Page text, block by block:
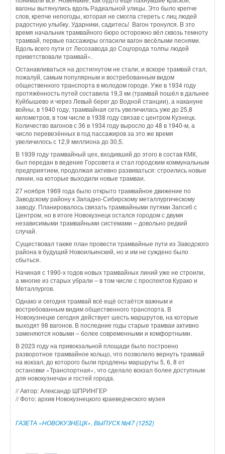
вагоны вытянулись вдоль Радиальной улицы. Это было крепче
слов, крепче непогоды, которая не смогла стереть с лиц людей
радостную улыбку. Ударники, садитесь! Вагон тронулся. В это
время начальник трамвайного бюро осторожно вёл сквозь темноту
трамвай, первые пассажиры огласили вагон весёлыми песнями.
Вдоль всего пути от Лесозавода до Соцгорода толпы людей
приветствовали трамвай».
Останавливаться на достигнутом не стали, и вскоре трамвай стал,
пожалуй, самым популярным и востребованным видом
общественного транспорта в молодом городе. Уже в 1934 году
протяжённость путей составила 19,3 км (трамвай пошёл в дальнее
Куйбышево и через Левый берег до Водной станции), а накануне
войны, в 1940 году, трамвайная сеть увеличилась уже до 25,8
километров, в том числе в 1938 году связав с центром Кузнецк.
Количество вагонов с 36 в 1934 году выросло до 48 в 1940-м, а
число перевезённых в год пассажиров за это же время
увеличилось с 12,9 миллиона до 30,5.
В 1939 году трамвайный цех, входивший до этого в состав КМК,
был передан в ведение Горсовета и стал городским коммунальным
предприятием, продолжая активно развиваться: строились новые
линии, на которые выходили новые трамваи.
27 ноября 1969 года было открыто трамвайное движение по
Заводскому району к Западно-Сибирскому металлургическому
заводу. Планировалось связать трамвайными путями Запсиб с
Центром, но в итоге Новокузнецк остался городом с двумя
независимыми трамвайными системами – довольно редкий
случай.
Существовал также план провести трамвайные пути из Заводского
района в будущий Новоильинский, но и им не суждено было
сбыться.
Начиная с 1990-х годов новых трамвайных линий уже не строили,
а многие из старых убрали – в том числе с проспектов Курако и
Металлургов.
Однако и сегодня трамвай всё ещё остаётся важным и
востребованным видим общественного транспорта. В
Новокузнецке сегодня действует шесть маршрутов, на которые
выходят 98 вагонов. В последние годы старые трамваи активно
заменяются новыми – более современными и комфортными.
В 2023 году на привокзальной площади было построено
разворотное трамвайное кольцо, что позволило вернуть трамвай
на вокзал, до которого были продлены маршруты 5, 6, 8 от
остановки «Транспортная», что сделало вокзал более доступным
для новокузнечан и гостей города.
// Автор: Александр ШПРИНГЕР
// Фото: архив Новокузнецкого краеведческого музея
ГАЗЕТА «НОВОКУЗНЕЦК», ВЫПУСК №47 (1252)